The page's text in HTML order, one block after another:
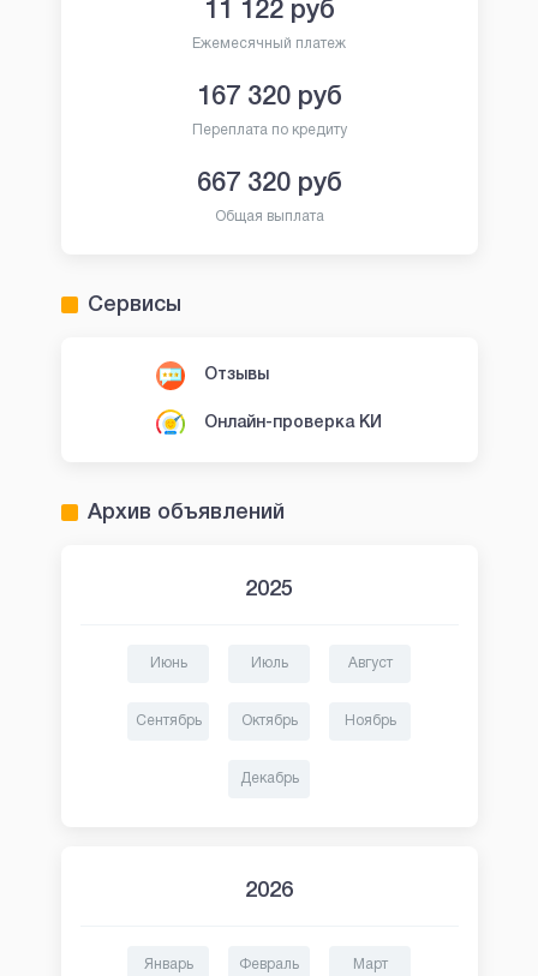
11 122руб
Ежемесячный платеж
167 320руб
Переплата по кредиту
667 320руб
Общая выплата
Сервисы
Отзывы
Онлайн-проверка КИ
Архив объявлений
2025
Июнь Июль Август
Сентябрь Октябрь Ноябрь
Декабрь
2026
Январь Февраль Март